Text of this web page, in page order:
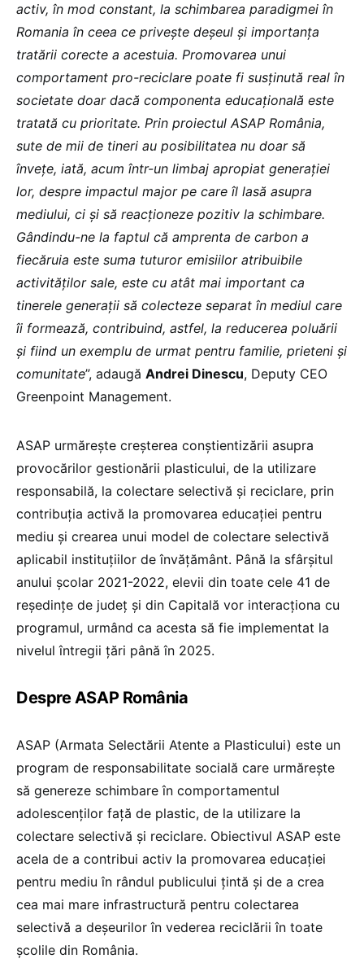
activ, în mod constant, la schimbarea paradigmei în
Romania în ceea ce privește deșeul și importanța
tratării corecte a acestuia. Promovarea unui
comportament pro-reciclare poate fi susținută real în
societate doar dacă componenta educațională este
tratată cu prioritate. Prin proiectul ASAP România,
sute de mii de tineri au posibilitatea nu doar să
învețe, iată, acum într-un limbaj apropiat generației
lor, despre impactul major pe care îl lasă asupra
mediului, ci și să reacționeze pozitiv la schimbare.
Gândindu-ne la faptul că amprenta de carbon a
fiecăruia este suma tuturor emisiilor atribuibile
activităților sale, este cu atât mai important ca
tinerele generații să colecteze separat în mediul care
îi formează, contribuind, astfel, la reducerea poluării
și fiind un exemplu de urmat pentru familie, prieteni și
comunitate”, adaugă Andrei Dinescu, Deputy CEO
Greenpoint Management.
ASAP urmărește creșterea conștientizării asupra
provocărilor gestionării plasticului, de la utilizare
responsabilă, la colectare selectivă și reciclare, prin
contribuția activă la promovarea educației pentru
mediu și crearea unui model de colectare selectivă
aplicabil instituțiilor de învățământ. Până la sfârșitul
anului școlar 2021-2022, elevii din toate cele 41 de
reședințe de județ și din Capitală vor interacționa cu
programul, urmând ca acesta să fie implementat la
nivelul întregii țări până în 2025.
Despre ASAP România
ASAP (Armata Selectării Atente a Plasticului) este un
program de responsabilitate socială care urmărește
să genereze schimbare în comportamentul
adolescenților față de plastic, de la utilizare la
colectare selectivă și reciclare. Obiectivul ASAP este
acela de a contribui activ la promovarea educației
pentru mediu în rândul publicului țintă și de a crea
cea mai mare infrastructură pentru colectarea
selectivă a deșeurilor în vederea reciclării în toate
școlile din România.